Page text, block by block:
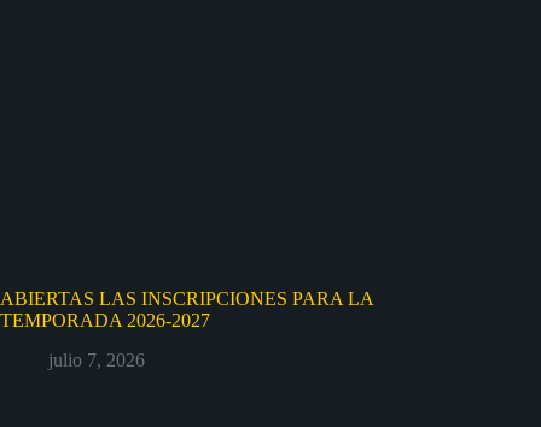
ABIERTAS LAS INSCRIPCIONES PARA LA
TEMPORADA 2026-2027
julio 7, 2026